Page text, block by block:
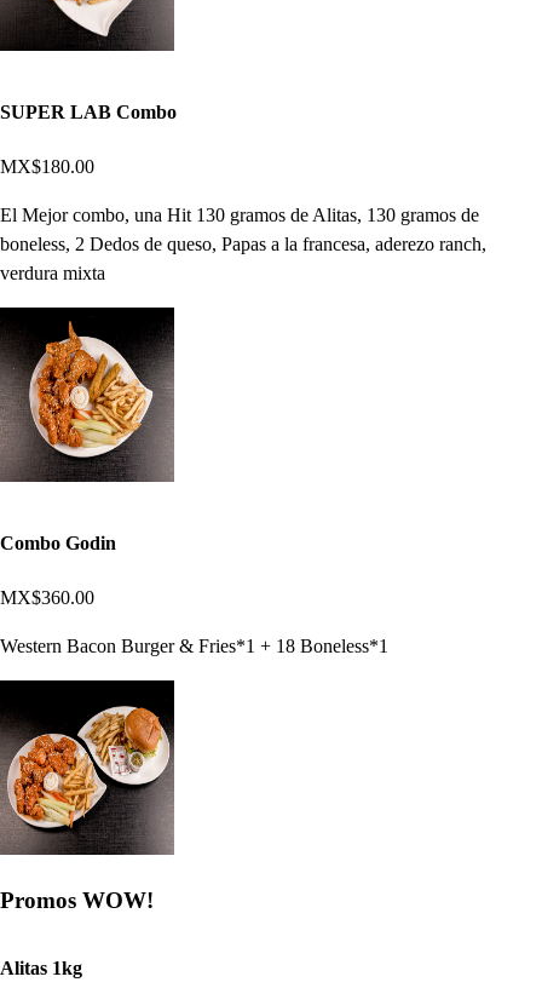
SUPER LAB Combo
MX$180.00
El Mejor combo, una Hit 130 gramos de Alitas, 130 gramos de
boneless, 2 Dedos de queso, Papas a la francesa, aderezo ranch,
verdura mixta
Combo Godin
MX$360.00
Western Bacon Burger & Fries*1 + 18 Boneless*1
Promos WOW!
Alitas 1kg